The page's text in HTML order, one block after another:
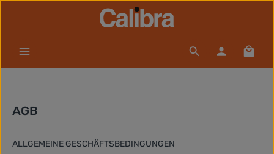
Zum Hauptinhalt springen
AGB
ALLGEMEINE GESCHÄFTSBEDINGUNGEN